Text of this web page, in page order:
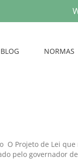
BLOG NORMAS
O Projeto de Lei
pelo governador